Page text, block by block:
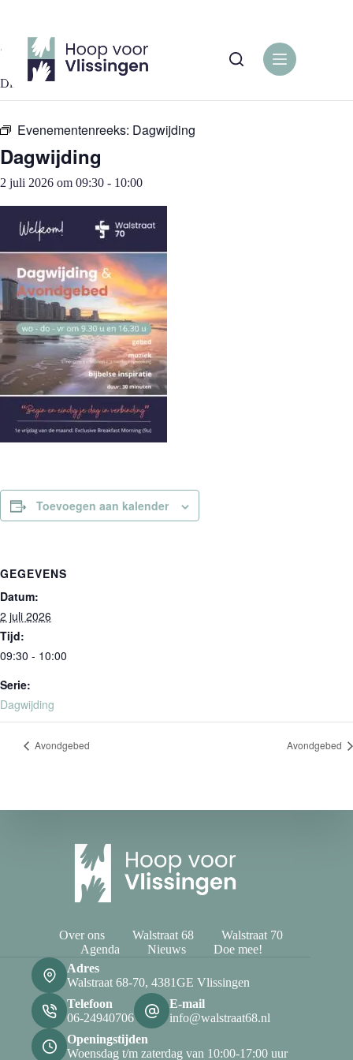
inhoud
« Alle Evenementen
Dit evenement is voorbij.
Evenementenreeks: Dagwijding
Dagwijding
2 juli 2026 om 09:30 - 10:00
Toevoegen aan kalender
GEGEVENS
Datum:
2 juli 2026
Tijd:
09:30 - 10:00
Serie:
Dagwijding
Avondgebed Avondgebed
Over ons Walstraat 68
Walstraat 70
Agenda
Nieuws
Doe mee!
Adres
Walstraat 68-70, 4381GE Vlissingen
Telefoon
06-24940706
E-mail
info@walstraat68.nl
Openingstijden
Woensdag t/m zaterdag van 10:00-17:00 uur